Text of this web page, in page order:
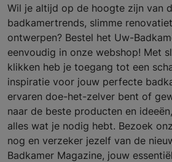
Wil je altijd op de hoogte zijn van
badkamertrends, slimme
ontwerpen? Bestel het Uw-
eenvoudig in onze webshop! Met
klikken heb je toegang tot een
inspiratie voor jouw perfecte
ervaren doe-het-zelver bent of
naar de beste producten en
alles wat je nodig hebt. Bezoek
nog en verzeker jezelf van de
Badkamer Magazine, jouw